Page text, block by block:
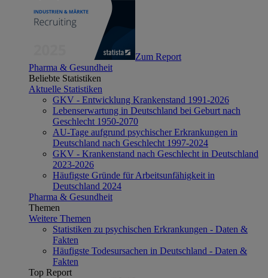
Zum Report
Pharma & Gesundheit
Beliebte Statistiken
Aktuelle Statistiken
GKV - Entwicklung Krankenstand 1991-2026
Lebenserwartung in Deutschland bei Geburt nach
Geschlecht 1950-2070
AU-Tage aufgrund psychischer Erkrankungen in
Deutschland nach Geschlecht 1997-2024
GKV - Krankenstand nach Geschlecht in Deutschland
2023-2026
Häufigste Gründe für Arbeitsunfähigkeit in
Deutschland 2024
Pharma & Gesundheit
Themen
Weitere Themen
Statistiken zu psychischen Erkrankungen - Daten &
Fakten
Häufigste Todesursachen in Deutschland - Daten &
Fakten
Top Report